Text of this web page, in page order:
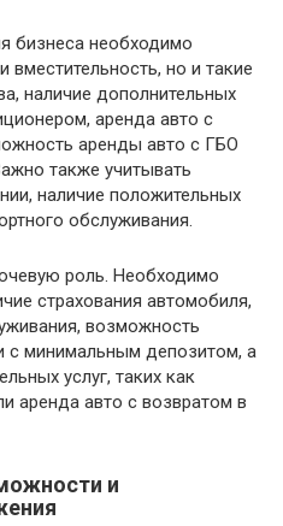
бизнеса необходимо
вместительность, но и такие
наличие дополнительных
аренда авто с
аренды авто с ГБО
также учитывать
наличие положительных
обслуживания.
роль. Необходимо
страхования автомобиля,
возможность
с минимальным депозитом, а
услуг, таких как
аренда авто с возвратом в
и